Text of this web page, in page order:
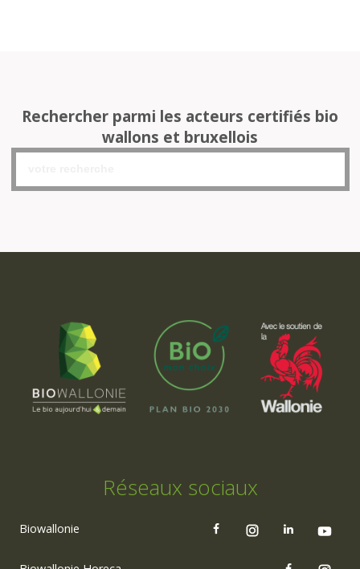
Rechercher parmi les acteurs certifiés bio
wallons et bruxellois
Réseaux sociaux
Biowallonie